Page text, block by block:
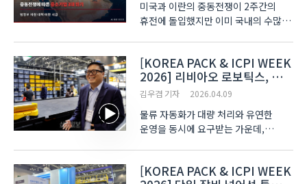
미국과 이란의 중동전쟁이 2주간의
휴전에 돌입했지만 이미 국내의 수많은
중소벤처기업연구원이 발표한
‘중동전쟁이 중소기업에 미치는 영향과
시사점’이라는 보고서에 ..
[KOREA PACK & ICPI WEEK
2026] 리비아오 로보틱스, 로봇
소팅·핸들링 통합 솔루션 제시
김우겸 기자 2026.04.09
물류 자동화가 대량 처리와 유연한
운영을 동시에 요구받는 가운데,
중심으로 물류 자동화 방향을 제시했다.
[KOREA PACK & ICPI WEEK